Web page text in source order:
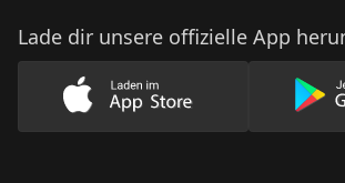
Lade dir unsere offizielle App
Lade unsere App im